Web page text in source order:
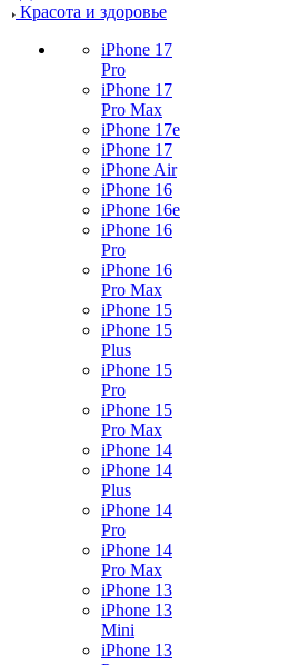
Красота и здоровье
iPhone 17
Pro
iPhone 17
Pro Max
iPhone 17e
iPhone 17
iPhone Air
iPhone 16
iPhone 16e
iPhone 16
Pro
iPhone 16
Pro Max
iPhone 15
iPhone 15
Plus
iPhone 15
Pro
iPhone 15
Pro Max
iPhone 14
iPhone 14
Plus
iPhone 14
Pro
iPhone 14
Pro Max
iPhone 13
iPhone 13
Mini
iPhone 13